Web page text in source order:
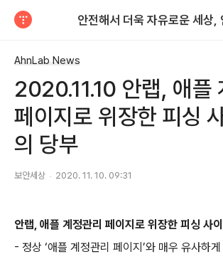
안전해서 더욱 자유로운 세상,
AhnLab News
2020.11.10 안랩, 애플
페이지로 위장한 피싱
의 당부
보안세상 2020. 11. 10. 09:31
안랩, 애플 계정관리 페이지로 위장한 피싱 사
- 정상 ‘애플 계정관리 페이지’와 매우 유사하